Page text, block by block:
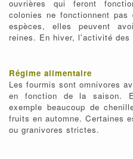
ouvrières qui feront
colonies ne fonctionnent
espèces, elles peuvent
reines. En hiver, l'activité des
Régime alimentaire
Les fourmis sont omnivores
en fonction de la saison.
exemple beaucoup de
fruits en automne. Certaines
ou granivores strictes.